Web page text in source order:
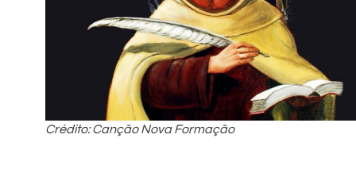
Crédito: Canção Nova Formação